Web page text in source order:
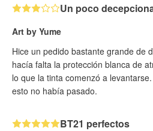
Un poco
Art by Yume
Hice un pedido bastante grande de
hacía falta la protección blanca de
lo que la tinta comenzó a
esto no había pasado.
BT21 perfectos